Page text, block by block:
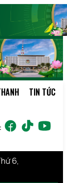
TIN TỨC
6,